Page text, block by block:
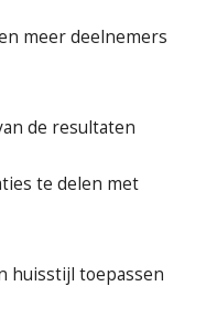
meer deelnemers
de resultaten
te delen met
huisstijl toepassen